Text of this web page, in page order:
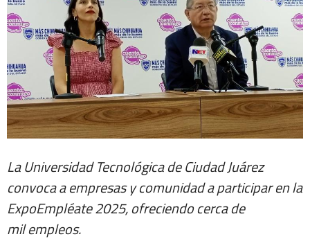
La Universidad Tecnológica de Ciudad Juárez
convoca a empresas y comunidad a participar en la
ExpoEmpléate 2025, ofreciendo cerca de
mil empleos.